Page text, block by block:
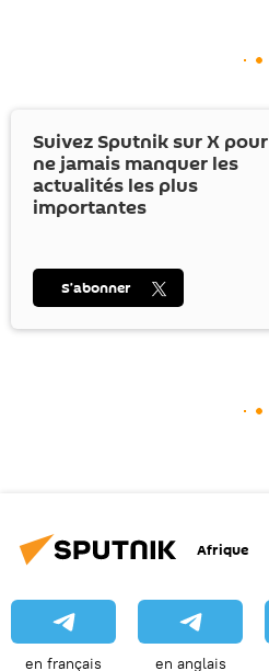
Suivez Sputnik surX pour
ne jamais manquer les
actualités les plus
importantes
S’abonner
Afrique
en français en anglais